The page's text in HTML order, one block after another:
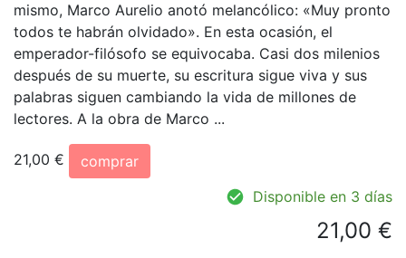
mismo, Marco Aurelio anotó melancólico: «Muy pronto
todos te habrán olvidado». En esta ocasión, el
emperador-filósofo se equivocaba. Casi dos milenios
después de su muerte, su escritura sigue viva y sus
palabras siguen cambiando la vida de millones de
lectores. A la obra de Marco ...
21,00 €
comprar
Disponible en 3 días
21,00 €